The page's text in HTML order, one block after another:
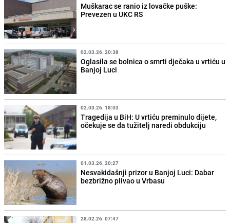
Muškarac se ranio iz lovačke puške:
Prevezen u UKC RS
02.03.26. 20:38
Oglasila se bolnica o smrti dječaka u vrtiću u
Banjoj Luci
02.03.26. 18:03
Tragedija u BiH: U vrtiću preminulo dijete,
očekuje se da tužitelj naredi obdukciju
01.03.26. 20:27
Nesvakidašnji prizor u Banjoj Luci: Dabar
bezbrižno plivao u Vrbasu
28.02.26. 07:47